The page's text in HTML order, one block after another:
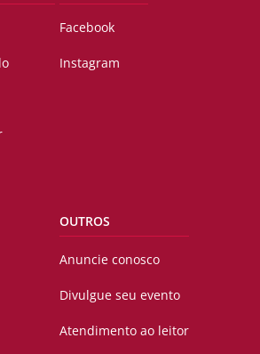
Facebook
Instagram
OUTROS
Anuncie conosco
Divulgue seu evento
Atendimento ao leitor